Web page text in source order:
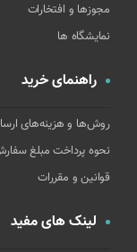
مجوزها و افتخارات
نمایشگاه ها
راهنمای خرید
روش‌ها و هزینه‌های
نحوه پرداخت مبلغ
قوانین و مقررات
لینک های مفید